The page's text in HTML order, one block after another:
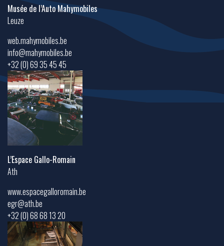
Musée de l’Auto Mahymobiles
Leuze
web.mahymobiles.be
info@mahymobiles.be
+32 (0) 69 35 45 45
L’Espace Gallo-Romain
Ath
www.espacegalloromain.be
egr@ath.be
+32 (0) 68 68 13 20